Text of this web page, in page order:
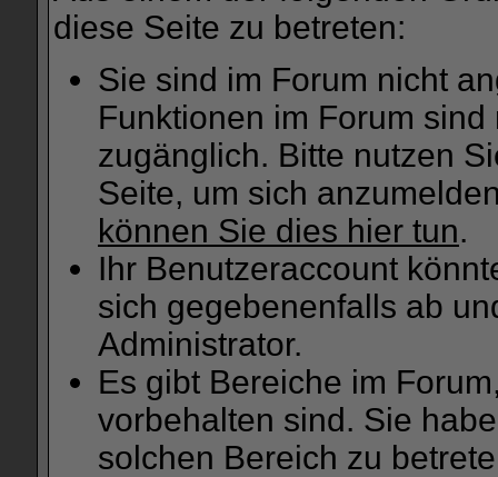
diese Seite zu betreten:
Sie sind im Forum nicht
Funktionen im Forum
zugänglich. Bitte nutzen
Seite, um sich
können Sie dies hier tun.
Ihr Benutzeraccount
sich gegebenenfalls ab
Administrator.
Es gibt Bereiche im
vorbehalten sind. Sie
solchen Bereich zu